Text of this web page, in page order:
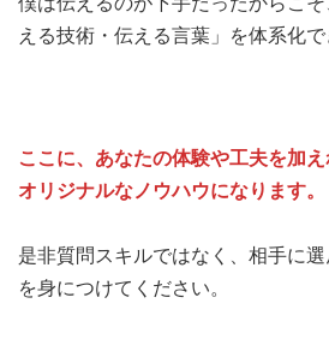
える技術・伝える言葉」を体系化で
ここに、あなたの体験や工夫を加
オリジナルなノウハウになります。
是非質問スキルではなく、相手に
を身につけてください。